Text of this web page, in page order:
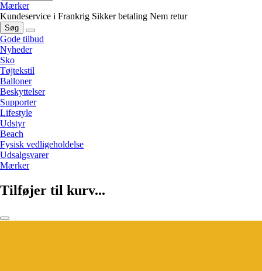
Mærker
Kundeservice i Frankrig Sikker betaling Nem retur
Søg
Gode tilbud
Nyheder
Sko
Tøjtekstil
Balloner
Beskyttelser
Supporter
Lifestyle
Udstyr
Beach
Fysisk vedligeholdelse
Udsalgsvarer
Mærker
Tilføjer til kurv...